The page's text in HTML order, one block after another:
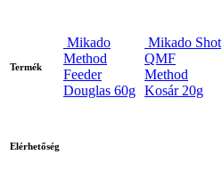
Termék
Mikado
Method
Feeder
Douglas 60g
Mikado Shot
QMF
Method
Kosár 20g
Elérhetőség